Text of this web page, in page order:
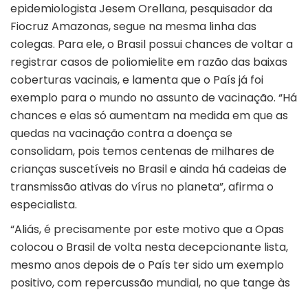
epidemiologista Jesem Orellana, pesquisador da
Fiocruz Amazonas, segue na mesma linha das
colegas. Para ele, o Brasil possui chances de voltar a
registrar casos de poliomielite em razão das baixas
coberturas vacinais, e lamenta que o País já foi
exemplo para o mundo no assunto de vacinação. “Há
chances e elas só aumentam na medida em que as
quedas na vacinação contra a doença se
consolidam, pois temos centenas de milhares de
crianças suscetíveis no Brasil e ainda há cadeias de
transmissão ativas do vírus no planeta”, afirma o
especialista.
“Aliás, é precisamente por este motivo que a Opas
colocou o Brasil de volta nesta decepcionante lista,
mesmo anos depois de o País ter sido um exemplo
positivo, com repercussão mundial, no que tange às